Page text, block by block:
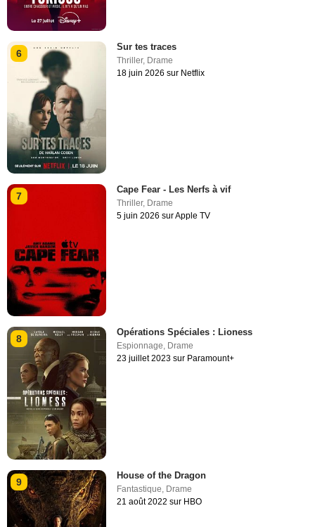
6
Sur tes traces
Thriller, Drame
18 juin 2026 sur Netflix
7
Cape Fear - Les Nerfs à vif
Thriller, Drame
5 juin 2026 sur Apple TV
8
Opérations Spéciales : Lioness
Espionnage, Drame
23 juillet 2023 sur Paramount+
9
House of the Dragon
Fantastique Drame
21 août 2022 sur HBO